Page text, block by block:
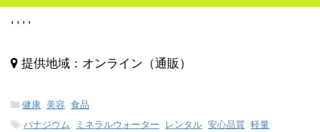
, , , ,
提供地域：オンライン（通販）
-健康, 美容, 食品
-バナジウム, ミネラルウォーター, レンタル, 安心品質, 軽量